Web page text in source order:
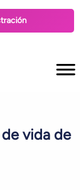
vida de